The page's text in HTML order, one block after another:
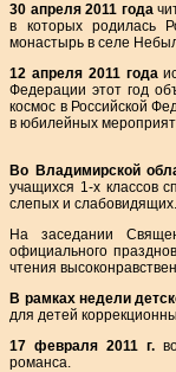
30 апреля 2011 года
в которых родилась
монастырь в селе
12 апреля 2011 года
Федерации этот год
космос в Российской
в юбилейных
Во Владимирской
учащихся 1-х классов
слепых и слабовидящих.
На заседании
официального
чтения
В рамках недели
для детей
17 февраля 2011 г.во
романса.